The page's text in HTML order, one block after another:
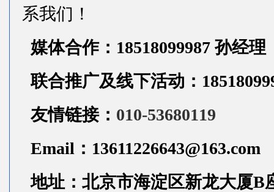
系我们！
媒体合作：18518099987 孙经理
联合推广及线下活动：
友情链接： 010-53680119
Email：13611226643@163.com
地址：北京市海淀区新龙大厦B